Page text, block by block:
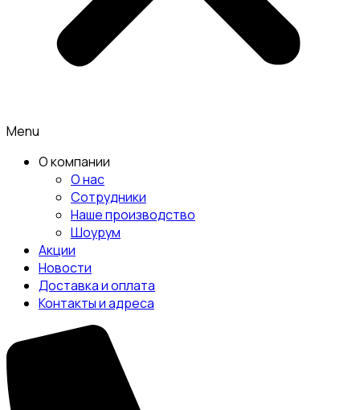
Menu
О компании
О нас
Сотрудники
Наше производство
Шоурум
Акции
Новости
Доставка и оплата
Контакты и адреса